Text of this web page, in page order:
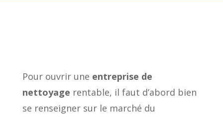
Pour ouvrir une entreprise de
nettoyage rentable, il faut d’abord bien
se renseigner sur le marché du